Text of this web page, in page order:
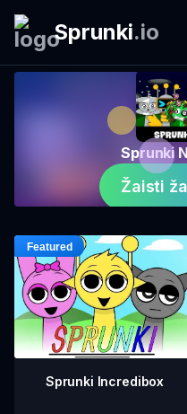
Sprunki.io
Sprunki
Žaisti
Sprunki Incredibox